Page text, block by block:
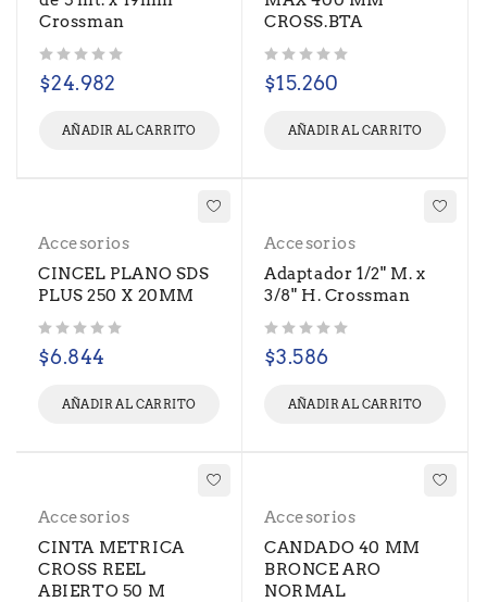
Crossman
$24.982
AÑADIR AL CARRITO
CROSS.BTA
$15.260
AÑADIR AL CARRITO
Accesorios
CINCEL PLANO SDS
PLUS 250 X 20MM
$6.844
AÑADIR AL CARRITO
Accesorios
Adaptador 1/2" M. x
3/8" H. Crossman
$3.586
AÑADIR AL CARRITO
Accesorios
CINTA METRICA
CROSS REEL
ABIERTO 50 M
Accesorios
CANDADO 40 MM
BRONCE ARO
NORMAL